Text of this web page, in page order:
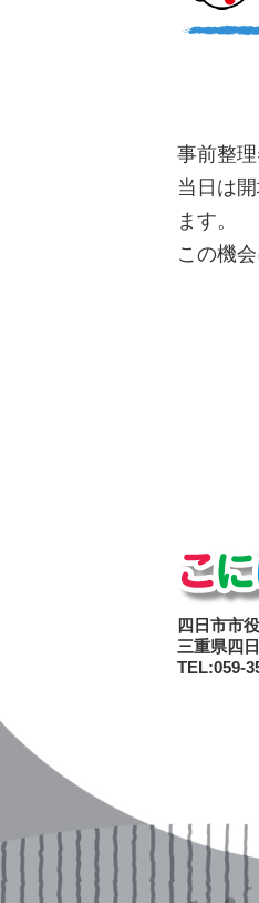
事前整
当日は
ます。
この機
四日市市
三重県四
TEL:059-